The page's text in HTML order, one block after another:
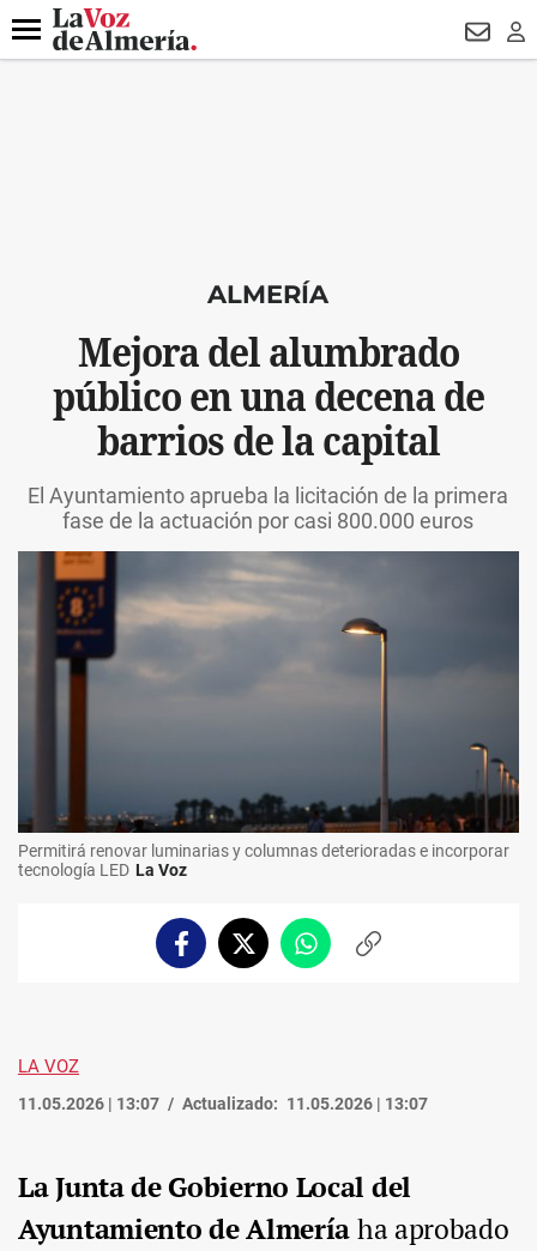
DESTACADO
Menú
ALMERÍA
Mejora del alumbrado
público en una decena de
barrios de la capital
El Ayuntamiento aprueba la licitación de la primera
fase de la actuación por casi 800.000 euros
Permitirá renovar luminarias y columnas deterioradas e incorporar
tecnología LED La Voz
FacebookTwitterWhatsappCopiar
LA VOZ
11.05.2026 | 13:07 Actualizado: 11.05.2026 | 13:07
La Junta de Gobierno Local del
Ayuntamiento de Almeríaha aprobado